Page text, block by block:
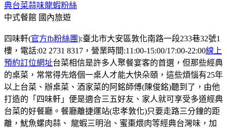
典台菜蒜味龍蝦粉絲
中式餐館 國內旅遊
四味軒(官方fb粉絲團):臺北市大安區敦化南路一段233巷32號1
樓，電話:02 2731 8317，營業時間:11:00-15:00/17:00-22:00線上
預約訂位網址台菜相信是許多人聚餐宴客的首選，但那些經典
的桌菜，常常得先烙個一桌人才能大快朵頤，這些煩惱有25年
以上台菜、辦桌菜、酒家菜的阿銘師傅(陳俊銘)聽到了，由他
打造的「四味軒」便是適合三五好友、家人就可享受多道經典
台菜的好餐廳。餐廳離捷運站(忠孝敦化)只要走路三分鐘的距
離，魷魚螺肉蒜、 龍蝦三明治、蜜棗煨肉等經典台灣味，加